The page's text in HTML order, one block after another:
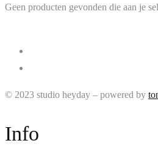
Geen producten gevonden die aan je
© 2023 studio heyday – powered by
Info